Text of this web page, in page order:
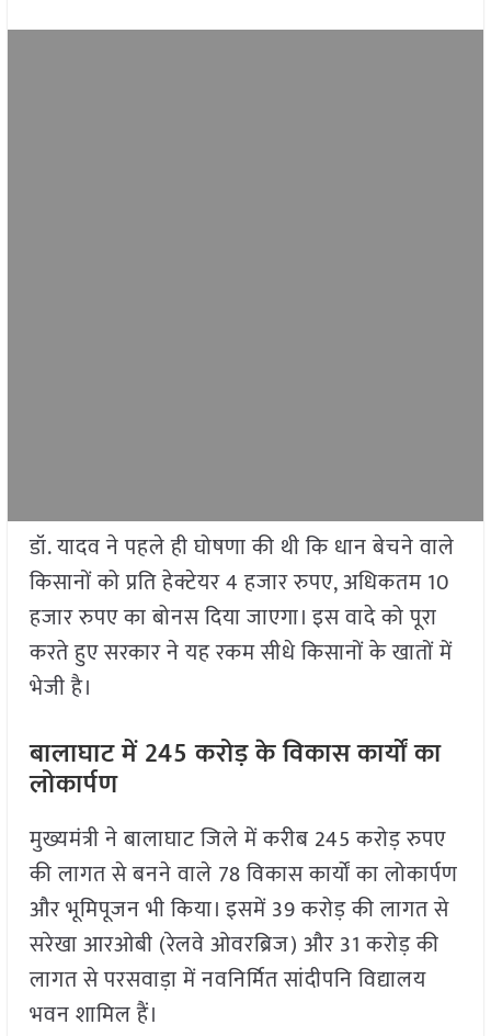
डॉ. यादव ने पहले ही घोषणा की थी कि धान बेचने वाले
किसानों को प्रति हेक्टेयर 4 हजार रुपए, अधिकतम 10
हजार रुपए का बोनस दिया जाएगा। इस वादे को पूरा
करते हुए सरकार ने यह रकम सीधे किसानों के खातों में
भेजी है।
बालाघाट में 245 करोड़ के विकास कार्यों का
लोकार्पण
मुख्यमंत्री ने बालाघाट जिले में करीब 245 करोड़ रुपए
की लागत से बनने वाले 78 विकास कार्यों का लोकार्पण
और भूमिपूजन भी किया। इसमें 39 करोड़ की लागत से
सरेखा आरओबी (रेलवे ओवरब्रिज) और 31 करोड़ की
लागत से परसवाड़ा में नवनिर्मित सांदीपनि विद्यालय
भवन शामिल हैं।